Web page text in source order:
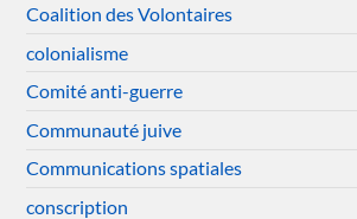
Coalition des Volontaires
colonialisme
Comité anti-guerre
Communauté juive
Communications spatiales
conscription